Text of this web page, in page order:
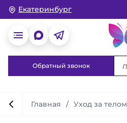
Екатеринбург
Обратный звонок
Главная Уход за телом